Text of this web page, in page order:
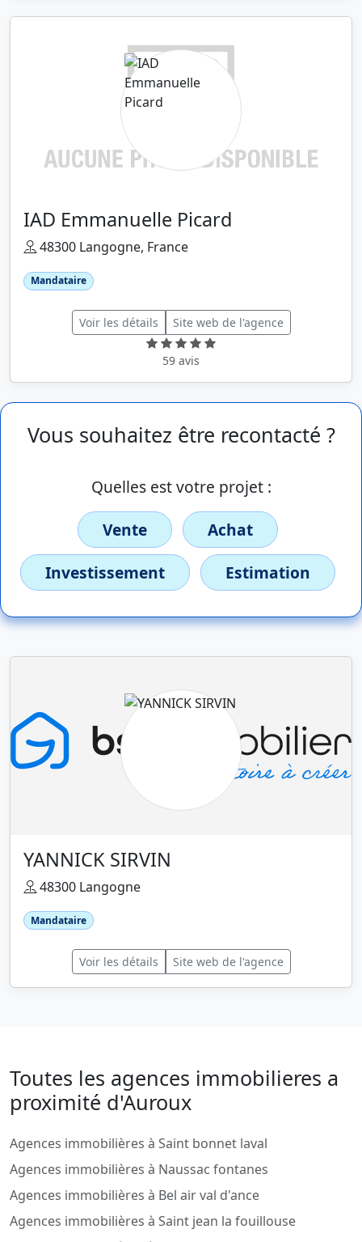
IAD Emmanuelle Picard
48300 Langogne, France
Mandataire
Voir les détails Site web de l'agence
59 avis
Vous souhaitez être recontacté ?
Quelles est votre projet :
Vente
Achat
Investissement
Estimation
YANNICK SIRVIN
48300 Langogne
Mandataire
Voir les détails Site web de l'agence
Toutes les agences immobilieres a
proximité d'Auroux
Agences immobilières à Saint bonnet laval
Agences immobilières à Naussac fontanes
Agences immobilières à Bel air val d'ance
Agences immobilières à Saint jean la fouillouse